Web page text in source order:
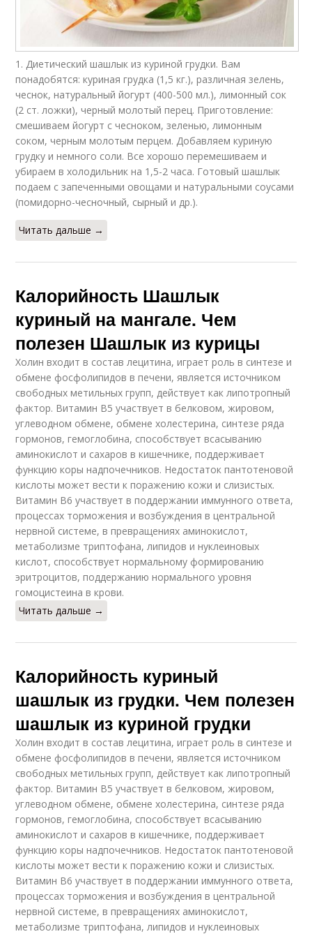
1. Диетический шашлык из куриной грудки. Вам
понадобятся: куриная грудка (1,5 кг.), различная зелень,
чеснок, натуральный йогурт (400-500 мл.), лимонный сок
(2 ст. ложки), черный молотый перец. Приготовление:
смешиваем йогурт с чесноком, зеленью, лимонным
соком, черным молотым перцем. Добавляем куриную
грудку и немного соли. Все хорошо перемешиваем и
убираем в холодильник на 1,5-2 часа. Готовый шашлык
подаем с запеченными овощами и натуральными соусами
(помидорно-чесночный, сырный и др.).
Читать дальше →
Калорийность Шашлык
куриный на мангале. Чем
полезен Шашлык из курицы
Холин входит в состав лецитина, играет роль в синтезе и
обмене фосфолипидов в печени, является источником
свободных метильных групп, действует как липотропный
фактор. Витамин В5 участвует в белковом, жировом,
углеводном обмене, обмене холестерина, синтезе ряда
гормонов, гемоглобина, способствует всасыванию
аминокислот и сахаров в кишечнике, поддерживает
функцию коры надпочечников. Недостаток пантотеновой
кислоты может вести к поражению кожи и слизистых.
Витамин В6 участвует в поддержании иммунного ответа,
процессах торможения и возбуждения в центральной
нервной системе, в превращениях аминокислот,
метаболизме триптофана, липидов и нуклеиновых
кислот, способствует нормальному формированию
эритроцитов, поддержанию нормального уровня
гомоцистеина в крови.
Читать дальше →
Калорийность куриный
шашлык из грудки. Чем полезен
шашлык из куриной грудки
Холин входит в состав лецитина, играет роль в синтезе и
обмене фосфолипидов в печени, является источником
свободных метильных групп, действует как липотропный
фактор. Витамин В5 участвует в белковом, жировом,
углеводном обмене, обмене холестерина, синтезе ряда
гормонов, гемоглобина, способствует всасыванию
аминокислот и сахаров в кишечнике, поддерживает
функцию коры надпочечников. Недостаток пантотеновой
кислоты может вести к поражению кожи и слизистых.
Витамин В6 участвует в поддержании иммунного ответа,
процессах торможения и возбуждения в центральной
нервной системе, в превращениях аминокислот,
метаболизме триптофана, липидов и нуклеиновых